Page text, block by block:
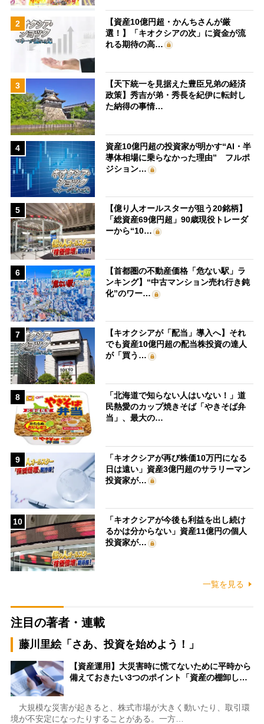
2
【資産10億円超・かんちさんが厳
選！】「キオクシアの次」に資金が流
れる期待の高…
3
【天下統一を見据えた豊臣兄弟の経済
政策】秀吉が弟・秀長を紀伊に転封し
た納得の事情…
4
資産10億円超の投資家が明かす“AI・半
導体相場に乗らなかった理由” フルポ
ジション…
5
【億り人オールスターが狙う20銘柄】
「総資産69億円超」90歳現役トレーダ
ーから“10…
6
【首都圏の不動産価格「危ない駅」ラ
ンキング】“中古マンション売れ行き鈍
化”のワー…
7
【キオクシアが「配当」導入へ】それ
でも資産10億円超の配当株投資の達人
が「買う…
8
「北海道で知らない人はいない！」道
民熱愛のカップ焼きそば「やきそば弁
当」、最大の…
9
「キオクシアが再び株価10万円になる
日は遠い」資産3億円超のサラリーマン
投資家が…
10
「キオクシアが今後も利益を出し続け
るかは分からない」資産11億円の個人
投資家が…
一覧を見る
注目の著者・連載
藤川里絵「さあ、投資を始めよう！」
【資産運用】大災害時に慌てないために平時から
備えておきたい3つのポイント「資産の棚卸し…
大規模な災害が起きると、株式市場が大きく動いたり、取引環
境が不安定になったりすることがある。一方…